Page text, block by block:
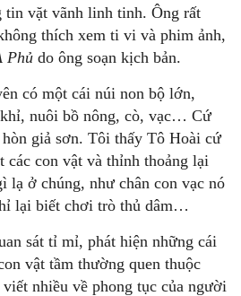
tin vặt vãnh linh tinh. Ông rất
thích xem ti vi và phim ảnh,
Phủ do ông soạn kịch bản.
có một cái núi non bộ lớn,
nuôi bồ nông, cò, vạc… Cứ
giả sơn. Tôi thấy Tô Hoài cứ
các con vật và thỉnh thoảng lại
lạ ở chúng, như chân con vạc nó
lại biết chơi trò thủ dâm…
sát tỉ mỉ, phát hiện những cái
vật tầm thường quen thuộc
nhiều về phong tục của người